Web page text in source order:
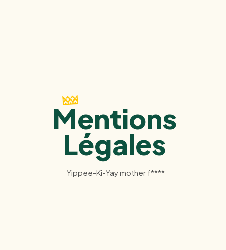
Mentions
Légales
Yippee-Ki-Yay mother f****